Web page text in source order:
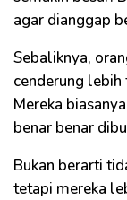
agar dianggap
Sebaliknya,
cenderung lebih
Mereka
benar benar
Bukan berarti
tetapi mereka